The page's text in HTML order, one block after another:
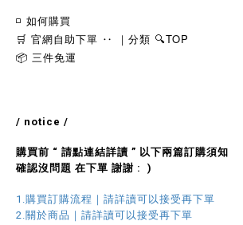
◽️ 如何購買
🛒 官網自助下單 ‥ ｜分類 🔍TOP
📦 三件免運
/ notice /
購買前 “ 請點連結詳讀 ” 以下兩篇訂購須知
確認沒問題 在下單 謝謝 : )
1.購買訂購流程｜請詳讀可以接受再下單
2.關於商品｜請詳讀可以接受再下單